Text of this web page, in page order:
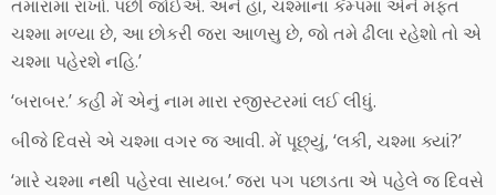
તમારામાં રાખો. પછી જોઈએ. અને હા, ચશ્માના કૅમ્પમાં એને મફત
ચશ્મા મળ્યા છે, આ છોકરી જરા આળસુ છે, જો તમે ઢીલા રહેશો તો એ
ચશ્મા પહેરશે નહિ.’
‘બરાબર.’ કહી મેં એનું નામ મારા રજીસ્ટરમાં લઈ લીધું.
બીજે દિવસે એ ચશ્મા વગર જ આવી. મેં પૂછ્યું, ‘લકી, ચશ્મા ક્યાં?’
‘મારે ચશ્મા નથી પહેરવા સાયબ.’ જરા પગ પછાડતા એ પહેલે જ દિવસે